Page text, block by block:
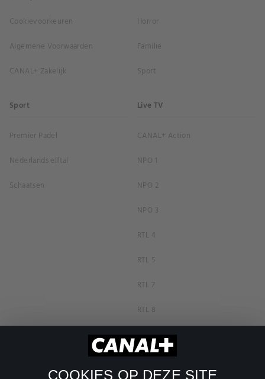
COOKIES OP DEZE SITE
Cookievoorkeuren
Algemene Voorwaarden
CANAL+ Zakelijk
Horror
Familie
Sport
Sport
Premier Padel
Nederlands elftal
Schaatsen
Live TV
CANAL+ Action
NPO 1
NPO 2
NPO 3
RTL 4
RTL 5
RTL 7
RTL 8
RTL Z
SBS6